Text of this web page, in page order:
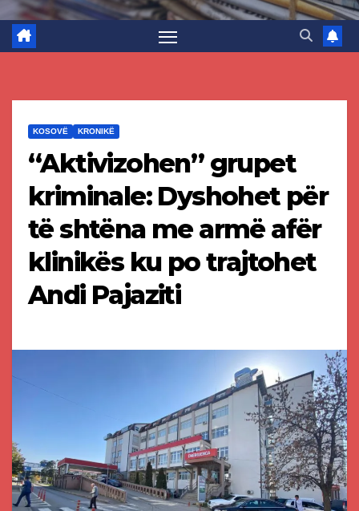
KOSOVË KRONIKË
“Aktivizohen” grupet
kriminale: Dyshohet për
të shtëna me armë afër
klinikës ku po trajtohet
Andi Pajaziti